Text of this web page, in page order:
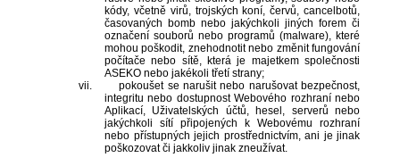
kódy, včetně virů, trojských koní, červů, cancelbotů,
časovaných bomb nebo jakýchkoli jiných forem či
označení souborů nebo programů (malware), které
mohou poškodit, znehodnotit nebo změnit fungování
počítače nebo sítě, která je majetkem společnosti
ASEKO nebo jakékoli třetí strany;
vii.
pokoušet se narušit nebo narušovat bezpečnost,
integritu nebo dostupnost Webového rozhraní nebo
Aplikací, Uživatelských účtů, hesel, serverů nebo
jakýchkoli sítí připojených k Webovému rozhraní
nebo přístupných jejich prostřednictvím, ani je jinak
poškozovat či jakkoliv jinak zneužívat.